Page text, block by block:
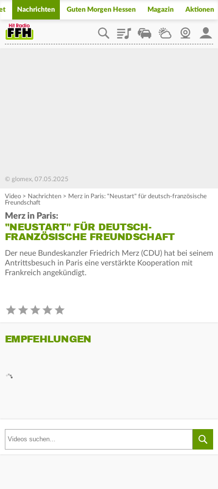
Nachrichten Guten Morgen Hessen Magazin Aktionen
PlaylistStaupilotWetterWebcam
© glomex, 07.05.2025
Video > Nachrichten > Merz in Paris: "Neustart" für deutsch-französische
Freundschaft
Merz in Paris:
"NEUSTART" FÜR DEUTSCH-
FRANZÖSISCHE FREUNDSCHAFT
Der neue Bundeskanzler Friedrich Merz (CDU) hat bei seinem
Antrittsbesuch in Paris eine verstärkte Kooperation mit
Frankreich angekündigt.
EMPFEHLUNGEN